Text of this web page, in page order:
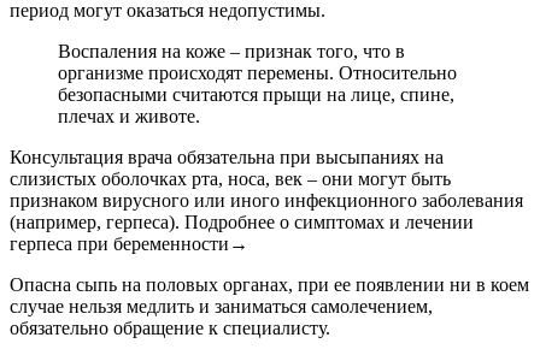
период могут оказаться недопустимы.
Воспаления на коже – признак того, что в
организме происходят перемены. Относительно
безопасными считаются прыщи на лице, спине,
плечах и животе.
Консультация врача обязательна при высыпаниях на
слизистых оболочках рта, носа, век – они могут быть
признаком вирусного или иного инфекционного заболевания
(например, герпеса). Подробнее о симптомах и лечении
герпеса при беременности→
Опасна сыпь на половых органах, при ее появлении ни в коем
случае нельзя медлить и заниматься самолечением,
обязательно обращение к специалисту.